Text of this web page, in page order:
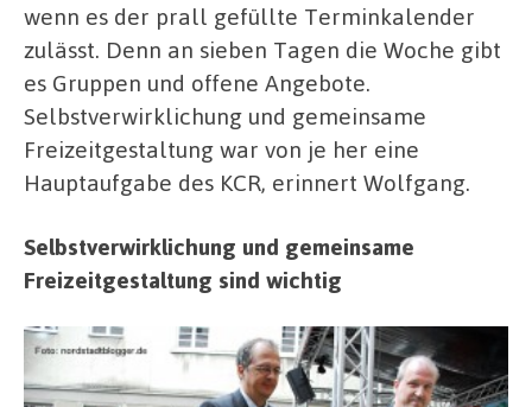
wenn es der prall gefüllte Terminkalender
zulässt. Denn an sieben Tagen die Woche gibt
es Gruppen und offene Angebote.
Selbstverwirklichung und gemeinsame
Freizeitgestaltung war von je her eine
Hauptaufgabe des KCR, erinnert Wolfgang.
Selbstverwirklichung und gemeinsame
Freizeitgestaltung sind wichtig